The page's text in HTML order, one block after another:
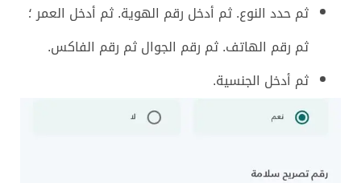
ثم حدد النوع. ثم أدخل رقم الهوية. ثم أدخل العمر ؛
ثم رقم الهاتف. ثم رقم الجوال ثم رقم الفاكس.
ثم أدخل الجنسية.